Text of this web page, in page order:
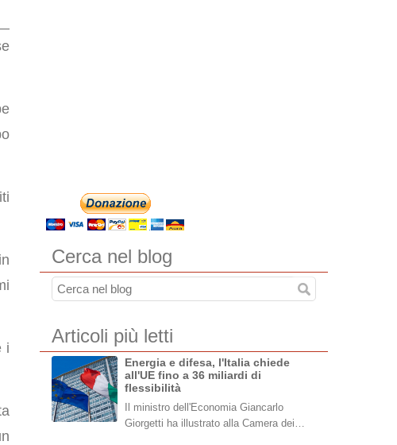
i
Cerca nel blog
Articoli più letti
Energia e difesa, l'Italia chiede
all'UE fino a 36 miliardi di
flessibilità
Il ministro dell'Economia Giancarlo
Giorgetti ha illustrato alla Camera dei…